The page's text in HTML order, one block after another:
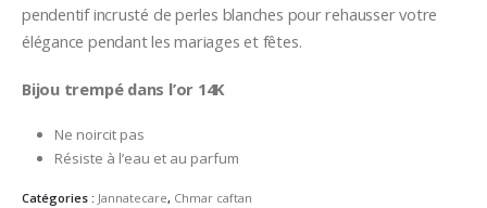
pendentif incrusté de perles blanches pour rehausser votre
élégance pendant les mariages et fêtes.
Bijou trempé dans l’or 14K
Ne noircit pas
Résiste à l’eau et au parfum
Catégories : Jannatecare, Chmar caftan